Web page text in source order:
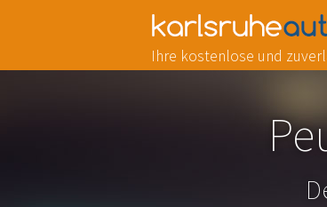
Ihre kostenlose und